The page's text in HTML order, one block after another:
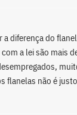
diferença do
a lei são mais
flanelas não é